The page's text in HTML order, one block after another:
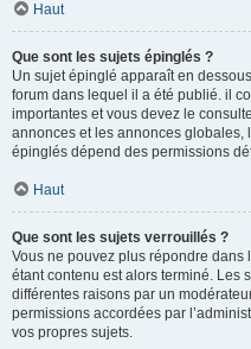
Haut
Que sont les sujets épinglés ?
Un sujet épinglé apparaît en
forum dans lequel il a été publié. il
importantes et vous devez le
annonces et les annonces
épinglés dépend des permissions
Haut
Que sont les sujets verrouillés ?
Vous ne pouvez plus répondre
étant contenu est alors terminé. Les
différentes raisons par un
permissions accordées par
vos propres sujets.